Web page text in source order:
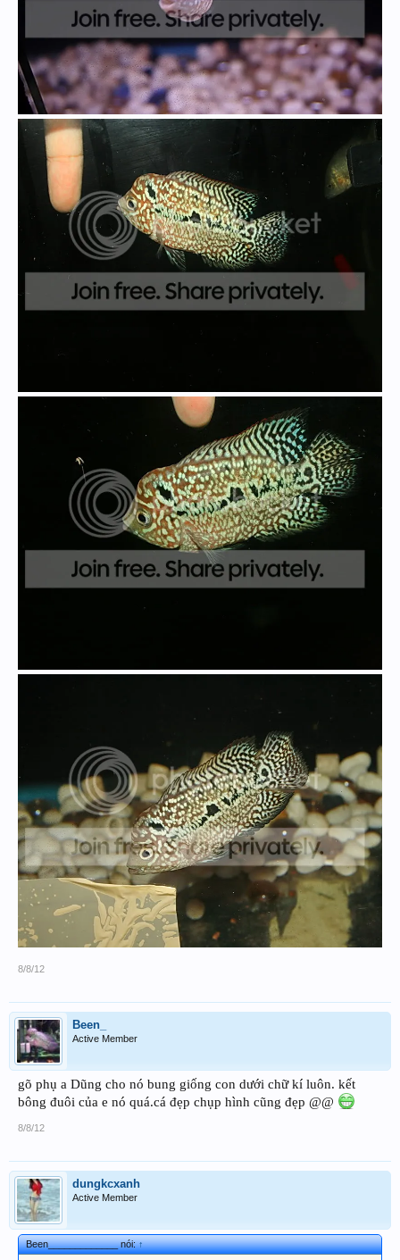
8/8/12
Been_
Active Member
gõ phụ a Dũng cho nó bung giống con dưới chữ kí luôn. kết
bông đuôi của e nó quá.cá đẹp chụp hình cũng đẹp @@
8/8/12
dungkcxanh
Active Member
Been_____________ nói:↑